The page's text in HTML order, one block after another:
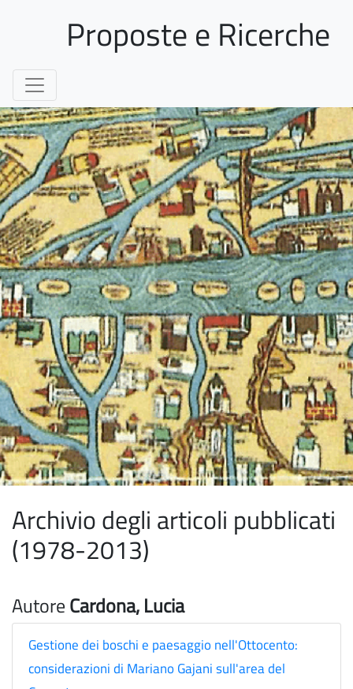
Proposte e Ricerche
Archivio degli articoli pubblicati
(1978-2013)
AutoreCardona, Lucia
Gestione dei boschi e paesaggio nell'Ottocento:
considerazioni di Mariano Gajani sull'area del